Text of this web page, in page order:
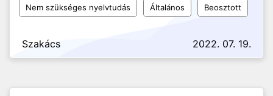
Nem szükséges nyelvtudás Általános Beosztott
Szakács 2022. 07. 19.